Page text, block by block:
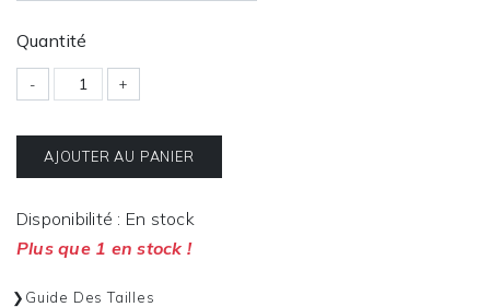
Quantité
- +
AJOUTER AU PANIER
Disponibilité : En stock
Plus que 1 en stock !
Guide Des Tailles